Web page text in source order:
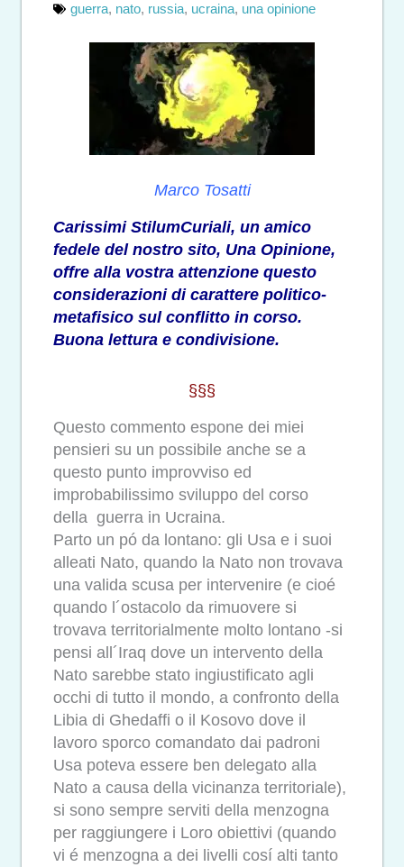
guerra, nato, russia, ucraina, una opinione
Marco Tosatti
Carissimi StilumCuriali, un amico
fedele del nostro sito, Una Opinione,
offre alla vostra attenzione questo
considerazioni di carattere politico-
metafisico sul conflitto in corso.
Buona lettura e condivisione.
§§§
Questo commento espone dei miei
pensieri su un possibile anche se a
questo punto improvviso ed
improbabilissimo sviluppo del corso
della guerra in Ucraina.
Parto un pó da lontano: gli Usa e i suoi
alleati Nato, quando la Nato non trovava
una valida scusa per intervenire (e cioé
quando l´ostacolo da rimuovere si
trovava territorialmente molto lontano -si
pensi all´Iraq dove un intervento della
Nato sarebbe stato ingiustificato agli
occhi di tutto il mondo, a confronto della
Libia di Ghedaffi o il Kosovo dove il
lavoro sporco comandato dai padroni
Usa poteva essere ben delegato alla
Nato a causa della vicinanza territoriale),
si sono sempre serviti della menzogna
per raggiungere i Loro obiettivi (quando
vi é menzogna a dei livelli cosí alti tanto